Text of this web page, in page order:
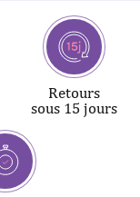
Retours
sous 15 jours